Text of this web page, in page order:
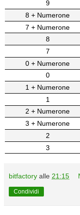
9
8 + Numerone
7 + Numerone
8
7
0 + Numerone
0
1 + Numerone
1
2 + Numerone
3 + Numerone
2
3
bitfactory alle 21:15
Condividi